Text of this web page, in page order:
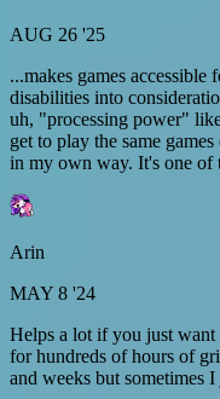
AUG 26 '25
...makes games accessible
disabilities into
uh, "processing power"
get to play the same
in my own way. It's one of
Arin
MAY 8 '24
Helps a lot if you just want
for hundreds of hours of
and weeks but sometimes